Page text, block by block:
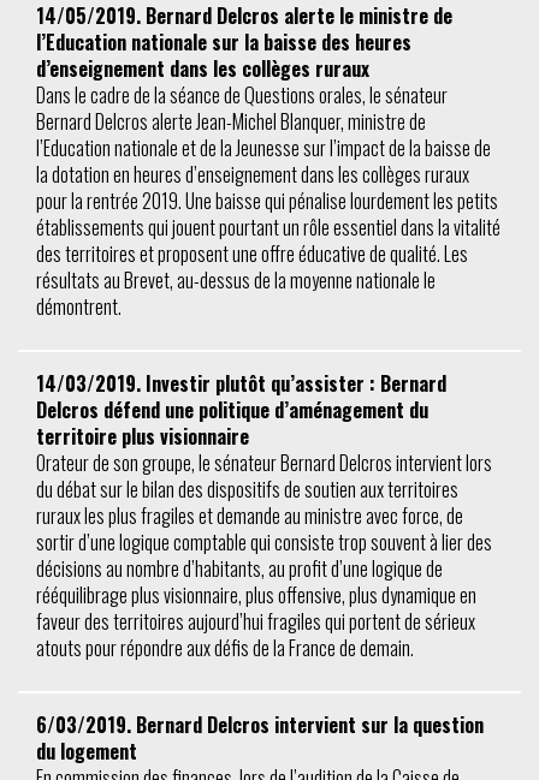
14/05/2019. Bernard Delcros alerte le ministre de
l’Education nationale sur la baisse des heures
d’enseignement dans les collèges ruraux
Dans le cadre de la séance de Questions orales, le sénateur
Bernard Delcros alerte Jean-Michel Blanquer, ministre de
l’Education nationale et de la Jeunesse sur l’impact de la baisse de
la dotation en heures d’enseignement dans les collèges ruraux
pour la rentrée 2019. Une baisse qui pénalise lourdement les petits
établissements qui jouent pourtant un rôle essentiel dans la vitalité
des territoires et proposent une offre éducative de qualité. Les
résultats au Brevet, au-dessus de la moyenne nationale le
démontrent.
14/03/2019. Investir plutôt qu’assister : Bernard
Delcros défend une politique d’aménagement du
territoire plus visionnaire
Orateur de son groupe, le sénateur Bernard Delcros intervient lors
du débat sur le bilan des dispositifs de soutien aux territoires
ruraux les plus fragiles et demande au ministre avec force, de
sortir d’une logique comptable qui consiste trop souvent à lier des
décisions au nombre d’habitants, au profit d’une logique de
rééquilibrage plus visionnaire, plus offensive, plus dynamique en
faveur des territoires aujourd’hui fragiles qui portent de sérieux
atouts pour répondre aux défis de la France de demain.
6/03/2019. Bernard Delcros intervient sur la question
du logement